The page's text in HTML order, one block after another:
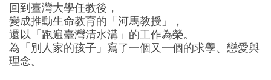
回到臺灣大學任教後，
變成推動生命教育的「河馬教授」，
還以「跑遍臺灣清水溝」的工作為榮。
為「別人家的孩子」寫了一個又一個的求學、戀愛與
理念。